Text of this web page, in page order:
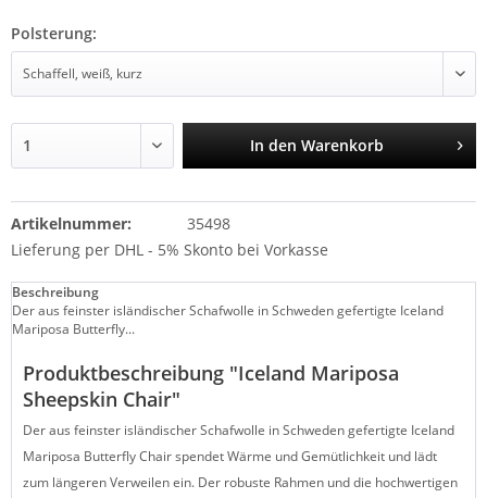
Polsterung:
In den Warenkorb
Artikelnummer:
35498
Lieferung per DHL - 5% Skonto bei Vorkasse
Beschreibung
Der aus feinster isländischer Schafwolle in Schweden gefertigte Iceland
Mariposa Butterfly...
Produktbeschreibung "Iceland Mariposa
Sheepskin Chair"
Der aus feinster isländischer Schafwolle in Schweden gefertigte Iceland
Mariposa Butterfly Chair spendet Wärme und Gemütlichkeit und lädt
zum längeren Verweilen ein. Der robuste Rahmen und die hochwertigen